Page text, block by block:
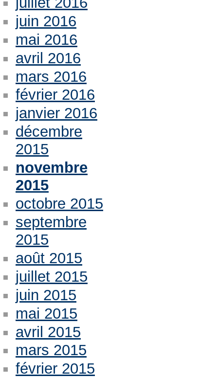
juin 2016
mai 2016
avril 2016
mars 2016
février 2016
janvier 2016
décembre
2015
novembre
2015
octobre 2015
septembre
2015
août 2015
juillet 2015
juin 2015
mai 2015
avril 2015
mars 2015
février 2015